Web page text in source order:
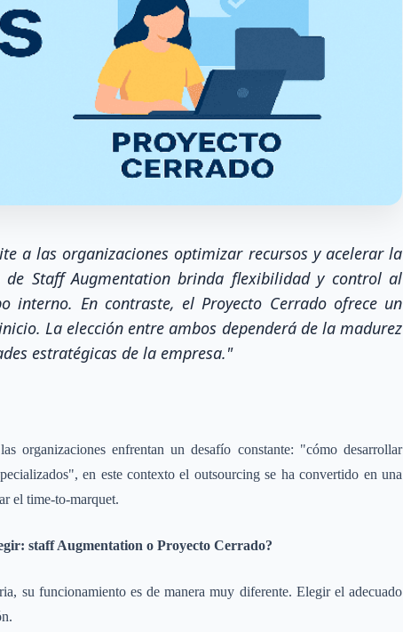
a las organizaciones optimizar recursos y acelerar la
de Staff Augmentation brinda flexibilidad y control al
interno. En contraste, el Proyecto Cerrado ofrece un
La elección entre ambos dependerá de la madurez
estratégicas de la empresa."
organizaciones enfrentan un desafío constante: "cómo desarrollar
en este contexto el outsourcing se ha convertido en una
el time-to-marquet.
staff Augmentation o Proyecto Cerrado?
su funcionamiento es de manera muy diferente. Elegir el adecuado